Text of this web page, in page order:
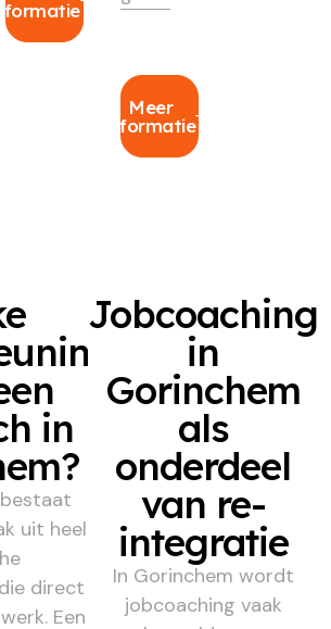
informatie
Meer
informatie
in
uit heel
direct
Een
Jobcoaching
in
Gorinchem
als
onderdeel
van re-
integratie
In Gorinchem wordt
jobcoaching vaak